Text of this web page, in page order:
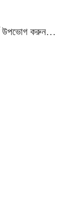
উপভোগ করুন…